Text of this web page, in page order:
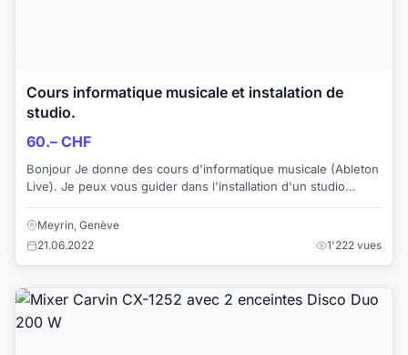
Cours informatique musicale et instalation de
studio.
60.– CHF
Bonjour Je donne des cours d'informatique musicale (Ableton
Live). Je peux vous guider dans l'installation d'un studio
Meyrin, Genève
21.06.2022
1'222 vues